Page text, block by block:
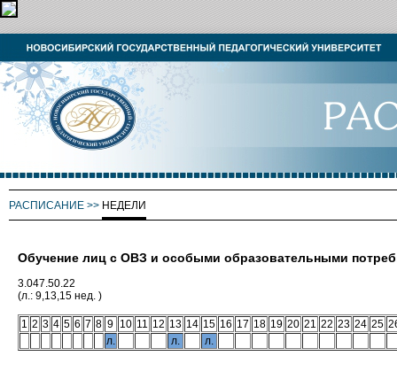
РАСПИСАНИЕ >> НЕДЕЛИ
Обучение лиц с ОВЗ и особыми образовательными
3.047.50.22
(л.: 9,13,15 нед. )
1 2 3 4 5 6 7 8 9 10 11 12 13 14 15 16 17 18 19 20 21 22 23 24 25
л.
л. л.